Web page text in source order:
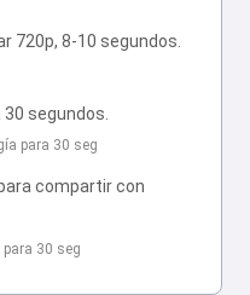
720p, 8-10 segundos.
segundos.
para 30 seg
compartir con
30 seg